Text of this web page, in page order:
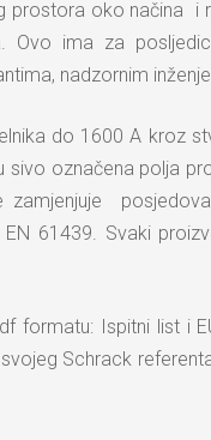
oko načina i
Ovo ima za
nadzornim
do 1600 A kroz
sivo označena polja
zamjenjuje
61439. Svaki
formatu: Ispitni list i
Schrack